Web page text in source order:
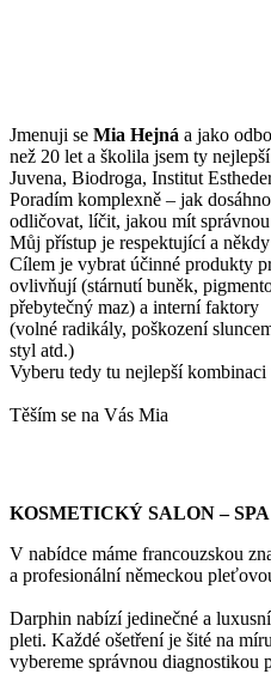
Jmenuji se Mia Hejná a jako
než 20 let a školila jsem ty
Juvena, Biodroga, Institut
Poradím komplexně – jak
odličovat, líčit, jakou mít
Můj přístup je respektující a
Cílem je vybrat účinné produkty
ovlivňují (stárnutí buněk,
přebytečný maz) a interní faktory
(volné radikály, poškození
styl atd.)
Vyberu tedy tu nejlepší kombinaci
Těším se na Vás Mia
KOSMETICKÝ SALON –
V nabídce máme francouzskou
a profesionální německou
Darphin nabízí jedinečné a
pleti. Každé ošetření je šité na
vybereme správnou diagnostikou